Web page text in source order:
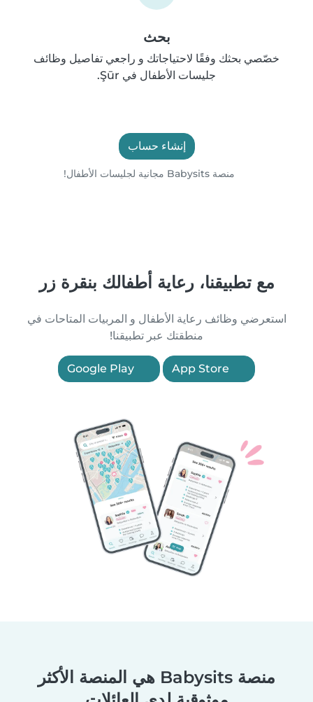
بحث
خصّصي بحثك وفقًا لاحتياجاتك و راجعي تفاصيل وظائف
جليسات الأطفال في Şūr.
إنشاء حساب
منصة Babysits مجانية لجليسات الأطفال!
مع تطبيقنا، رعاية أطفالك بنقرة زر
استعرضي وظائف رعاية الأطفال و المربيات المتاحات في
منطقتك عبر تطبيقنا!
منصة Babysits هي المنصة الأكثر